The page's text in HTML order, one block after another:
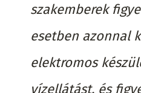
szakemberek
esetben azonnal
elektromos
vízellátást, és